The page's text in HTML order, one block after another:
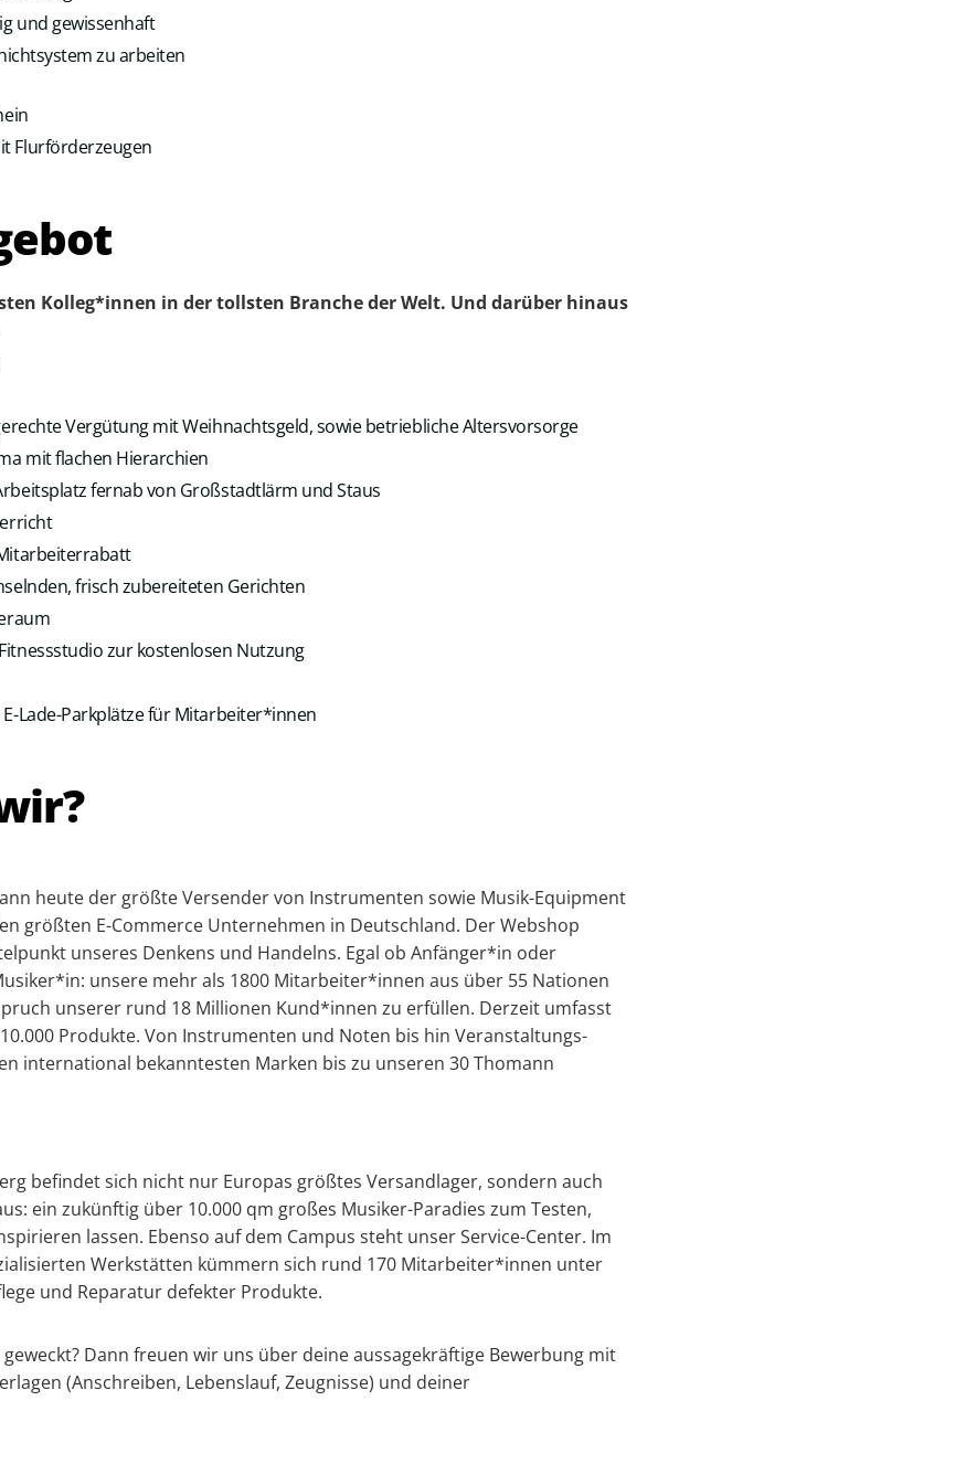
und gewissenhaft
zu arbeiten
Flurförderzeugen
Kolleg*innen in der tollsten Branche der Welt. Und darüber hinaus
Vergütung mit Weihnachtsgeld, sowie betriebliche Altersvorsorge
mit flachen Hierarchien
fernab von Großstadtlärm und Staus
frisch zubereiteten Gerichten
zur kostenlosen Nutzung
Lade-Parkplätze für Mitarbeiter*innen
heute der größte Versender von Instrumenten sowie Musik-Equipment
größten E-Commerce Unternehmen in Deutschland. Der Webshop
unseres Denkens und Handelns. Egal ob Anfänger*in oder
unsere mehr als 1800 Mitarbeiter*innen aus über 55 Nationen
unserer rund 18 Millionen Kund*innen zu erfüllen. Derzeit umfasst
Produkte. Von Instrumenten und Noten bis hin Veranstaltungs-
international bekanntesten Marken bis zu unseren 30 Thomann
befindet sich nicht nur Europas größtes Versandlager, sondern auch
ein zukünftig über 10.000 qm großes Musiker-Paradies zum Testen,
lassen. Ebenso auf dem Campus steht unser Service-Center. Im
Werkstätten kümmern sich rund 170 Mitarbeiter*innen unter
und Reparatur defekter Produkte.
Dann freuen wir uns über deine aussagekräftige Bewerbung mit
(Anschreiben, Lebenslauf, Zeugnisse) und deiner